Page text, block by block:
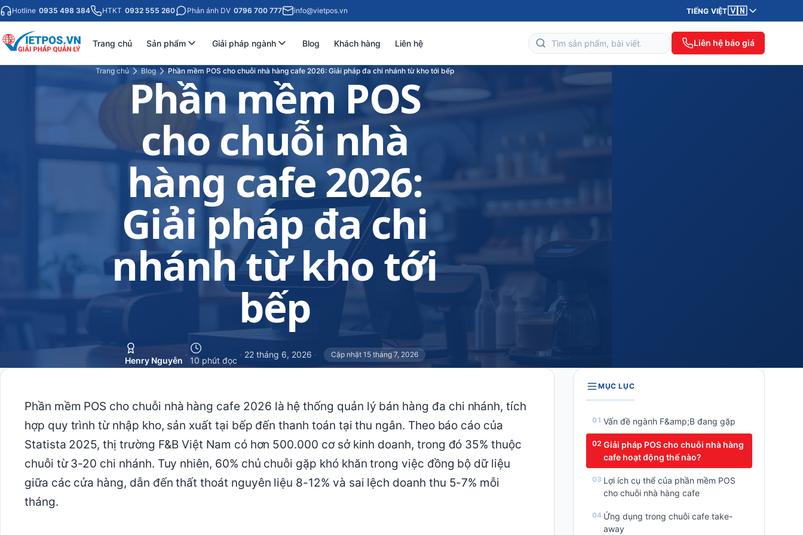
Hotline 0935 498 384 HTKT 0932 555 260 Phản ánh DV 0796 700 777 info@vietpos.vn TIẾNG VIỆT🇻🇳
Trang chủ Sản phẩm Giải pháp ngành Blog Khách hàng Liên hệ Liên hệ báo giá
Trang chủ Blog Phần mềm POS cho chuỗi nhà hàng cafe 2026: Giải pháp đa chi nhánh từ kho tới bếp
Phần mềm POS
cho chuỗi nhà
hàng cafe 2026:
Giải pháp đa chi
nhánh từ kho tới
bếp
Henry Nguyễn
·
10 phút đọc
· 22 tháng 6, 2026 · Cập nhật 15 tháng 7, 2026
Phần mềm POS cho chuỗi nhà hàng cafe 2026 là hệ thống quản lý bán hàng đa chi nhánh, tích
hợp quy trình từ nhập kho, sản xuất tại bếp đến thanh toán tại thu ngân. Theo báo cáo của
Statista 2025, thị trường F&B Việt Nam có hơn 500.000 cơ sở kinh doanh, trong đó 35% thuộc
chuỗi từ 3-20 chi nhánh. Tuy nhiên, 60% chủ chuỗi gặp khó khăn trong việc đồng bộ dữ liệu
giữa các cửa hàng, dẫn đến thất thoát nguyên liệu 8-12% và sai lệch doanh thu 5-7% mỗi
tháng.
MỤC LỤC
Vấn đề ngành F&amp;B đang gặp
Giải pháp POS cho chuỗi nhà hàng
cafe hoạt động thế nào?
Lợi ích cụ thể của phần mềm POS
cho chuỗi nhà hàng cafe
Ứng dụng trong chuỗi cafe take-
away